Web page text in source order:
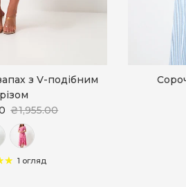
з V-подібним
₴1,955.00
1 огляд